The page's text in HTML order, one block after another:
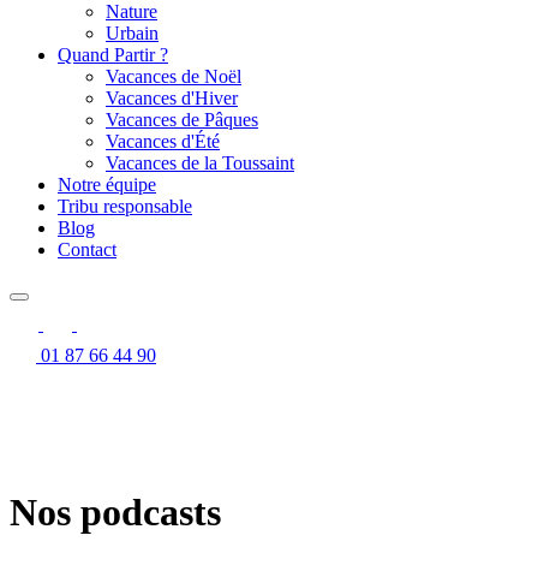
Nature
Urbain
Quand Partir ?
Vacances de Noël
Vacances d'Hiver
Vacances de Pâques
Vacances d'Été
Vacances de la Toussaint
Notre équipe
Tribu responsable
Blog
Contact
01 87 66 44 90
Nos podcasts